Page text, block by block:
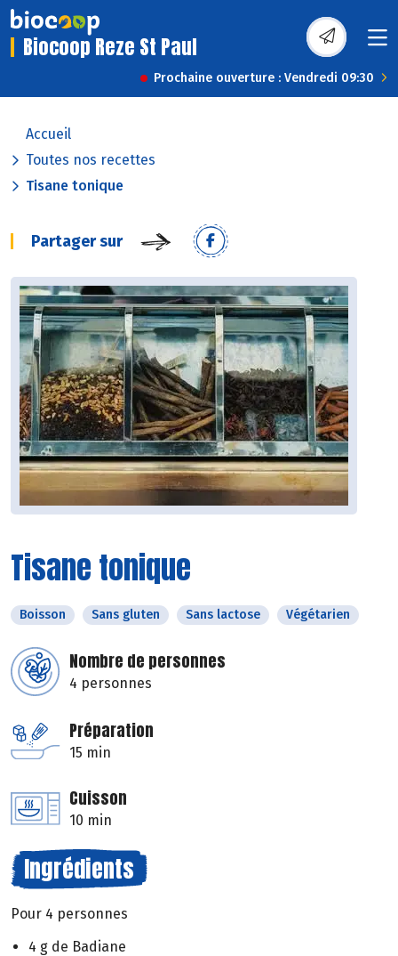
Biocoop Reze St Paul
Prochaine ouverture : Vendredi 09:30
Accueil
Toutes nos recettes
Tisane tonique
Partager sur
Tisane tonique
Boisson Sans gluten Sans lactose Végétarien
Nombre de personnes
4 personnes
Préparation
15 min
Cuisson
10 min
Ingrédients
Pour 4 personnes
4 g de Badiane